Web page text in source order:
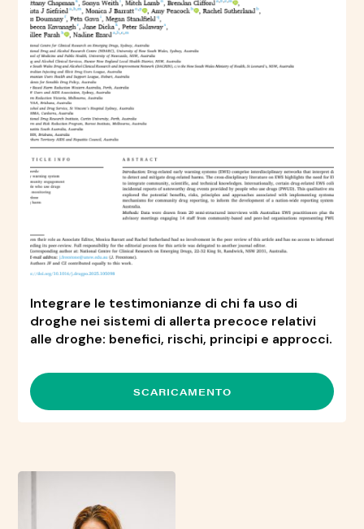
Integrare le testimonianze di chi fa uso di
droghe nei sistemi di allerta precoce relativi
alle droghe: benefici, rischi, principi e approcci.
SCARICAMENTO